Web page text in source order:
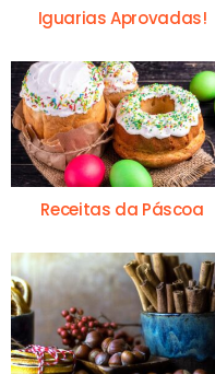
Iguarias Aprovadas!
Receitas da Páscoa